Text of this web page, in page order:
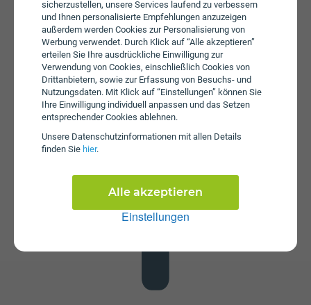
sicherzustellen, unsere Services laufend zu verbessern
und Ihnen personalisierte Empfehlungen anzuzeigen
außerdem werden Cookies zur Personalisierung von
Werbung verwendet. Durch Klick auf “Alle akzeptieren”
erteilen Sie Ihre ausdrückliche Einwilligung zur
Verwendung von Cookies, einschließlich Cookies von
Drittanbietern, sowie zur Erfassung von Besuchs- und
Nutzungsdaten. Mit Klick auf “Einstellungen” können Sie
Ihre Einwilligung individuell anpassen und das Setzen
entsprechender Cookies ablehnen.
Unsere Daten­schutz­informationen mit allen Details
finden Sie hier.
Einstellungen
Alle akzeptieren
Datenstick
Im Tarif Surf 365-Tage 3GB ist kein Datenstick enthalten.
Die SIM-Karte kann in jedem gängigen Datenstick
betrieben werden, um Computer oder Laptop mit dem
Drei auch in Tablets verwendet werden.